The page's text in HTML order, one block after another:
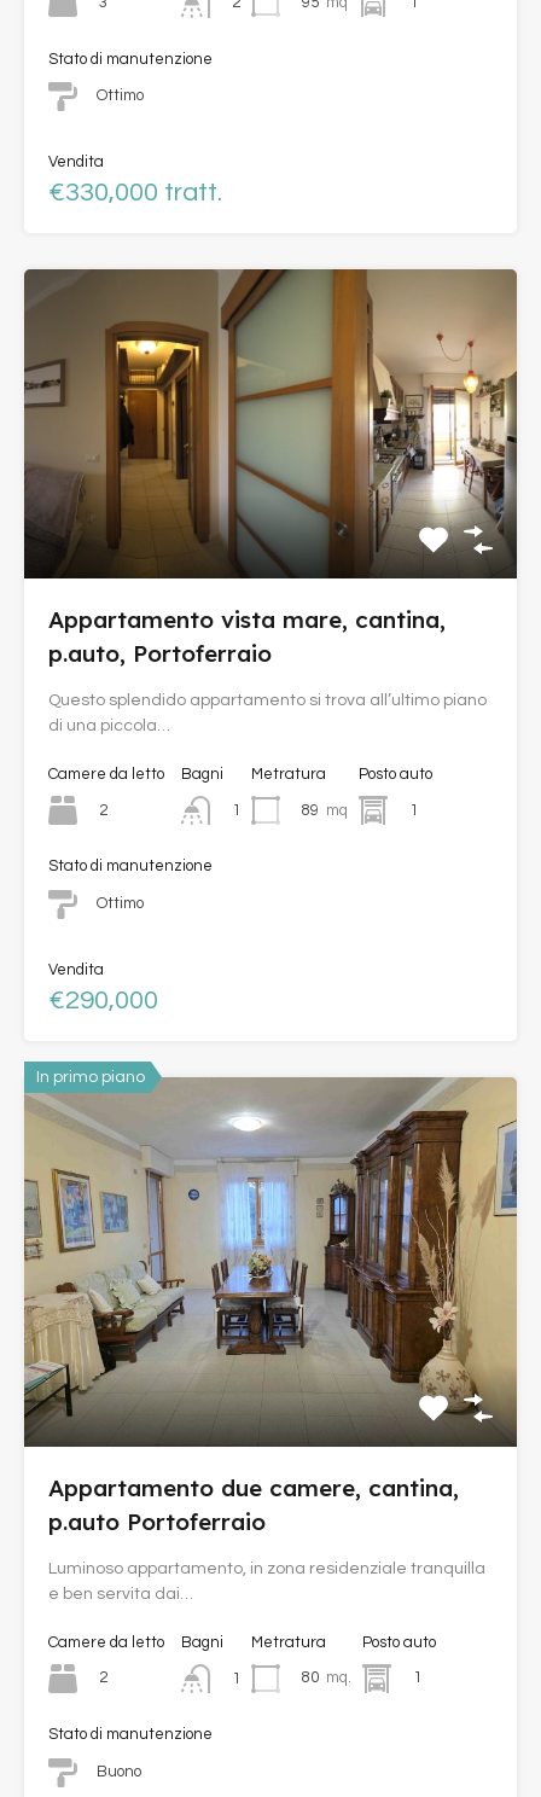
Stato di manutenzione
Ottimo
Vendita
€330,000 tratt.
Appartamento vista mare, cantina,
p.auto, Portoferraio
Questo splendido appartamento si trova all’ultimo piano
di una piccola…
Camere da letto
2
Bagni
1
Metratura
89 mq
Posto auto
1
Stato di manutenzione
Ottimo
Vendita
€290,000
In primo piano
Appartamento due camere, cantina,
p.auto Portoferraio
Luminoso appartamento, in zona residenziale tranquilla
e ben servita dai…
Camere da letto
2
Bagni
1
Metratura
80 mq.
Posto auto
1
Stato di manutenzione
Buono